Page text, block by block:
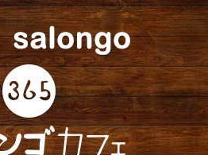
サロンゴ)カフ
らせ
ェ『365カフェ』より
します。